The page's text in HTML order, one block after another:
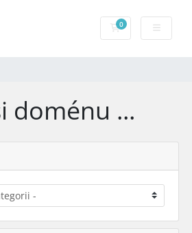
0Nákupní Košík
doménu ...